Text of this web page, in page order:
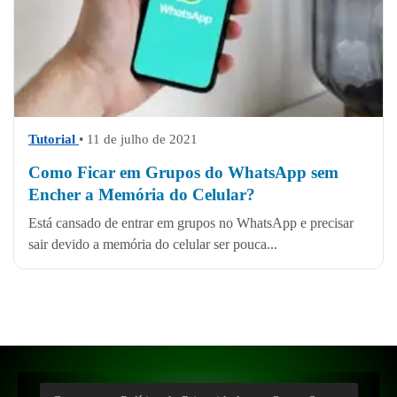
Tutorial • 11 de julho de 2021
Como Ficar em Grupos do WhatsApp sem
Encher a Memória do Celular?
Está cansado de entrar em grupos no WhatsApp e precisar
sair devido a memória do celular ser pouca...